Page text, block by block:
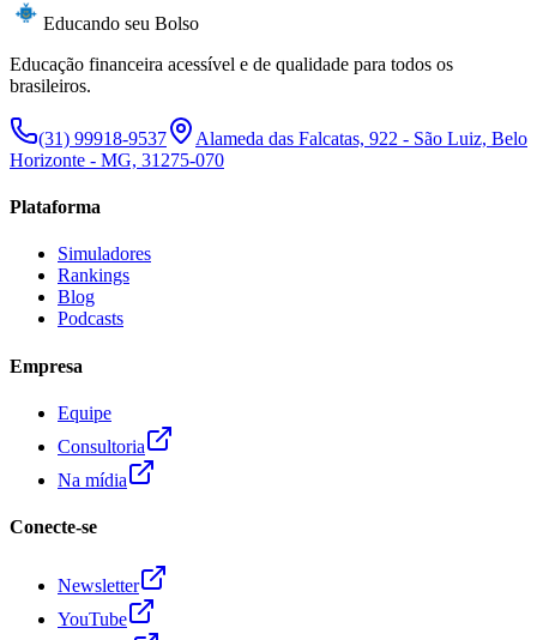
Educando seu Bolso
Educação financeira acessível e de qualidade para todos os
brasileiros.
(31) 99918-9537
Alameda das Falcatas, 922 - São Luiz, Belo
Horizonte - MG, 31275-070
Plataforma
Simuladores
Rankings
Blog
Podcasts
Empresa
Equipe
Consultoria
Na mídia
Conecte-se
Newsletter
YouTube